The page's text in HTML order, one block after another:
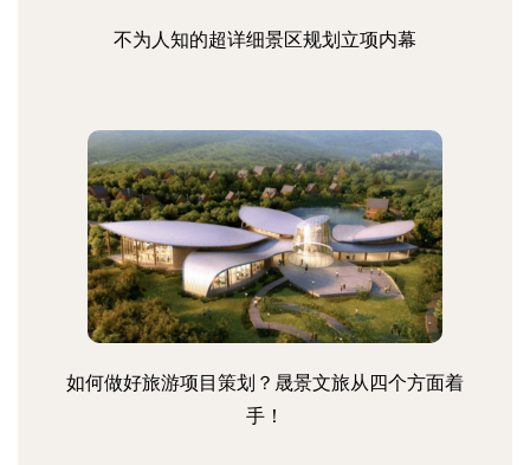
不为人知的超详细景区规划立项内幕
如何做好旅游项目策划？晟景文旅从四个方面着
手！